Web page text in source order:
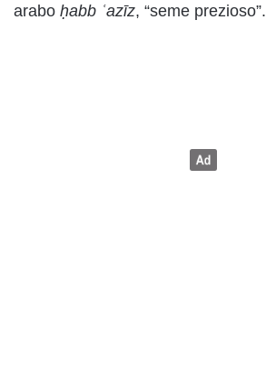
arabo ḥabb ʿazīz, “seme prezioso”.